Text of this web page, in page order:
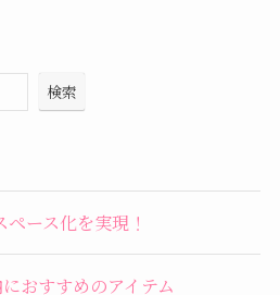
検索
ース化を実現！
おすすめのアイテム